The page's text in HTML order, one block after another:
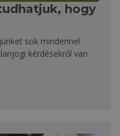
hogy
sok mindennel
kérdésekről van